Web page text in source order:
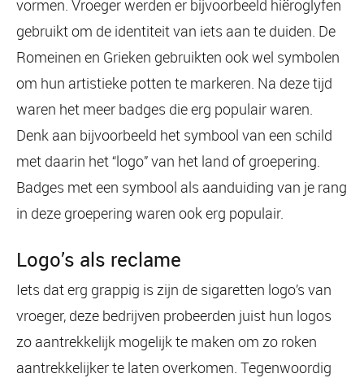
vormen. Vroeger werden er bijvoorbeeld hiëroglyfen
gebruikt om de identiteit van iets aan te duiden. De
Romeinen en Grieken gebruikten ook wel symbolen
om hun artistieke potten te markeren. Na deze tijd
waren het meer badges die erg populair waren.
Denk aan bijvoorbeeld het symbool van een schild
met daarin het “logo” van het land of groepering.
Badges met een symbool als aanduiding van je rang
in deze groepering waren ook erg populair.
Logo’s als reclame
Iets dat erg grappig is zijn de sigaretten logo’s van
vroeger, deze bedrijven probeerden juist hun logos
zo aantrekkelijk mogelijk te maken om zo roken
aantrekkelijker te laten overkomen. Tegenwoordig